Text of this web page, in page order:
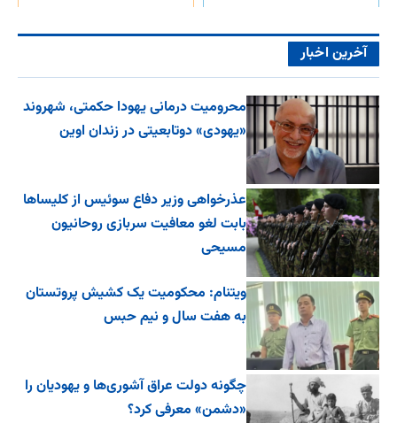
آخرین اخبار
محرومیت درمانی یهودا حکمتی، شهروند
«یهودی» دوتابعیتی در زندان اوین
عذرخواهی وزیر دفاع سوئیس از کلیساها
بابت لغو معافیت سربازی روحانیون
مسیحی
ویتنام: محکومیت یک کشیش پروتستان
به هفت سال و نیم حبس
چگونه دولت عراق آشوری‌ها و یهودیان را
«دشمن» معرفی کرد؟